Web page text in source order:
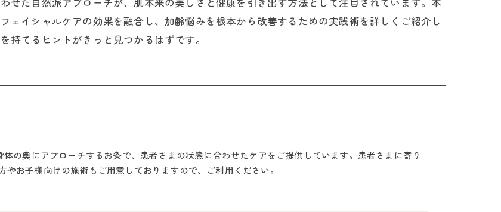
せた自然派アプローチが、肌本来の美しさと健康を引き出す方法として注目されています。本
ェイシャルケアの効果を融合し、加齢悩みを根本から改善するための実践術を詳しくご紹介し
持てるヒントがきっと見つかるはずです。
の奥にアプローチするお灸で、患者さまの状態に合わせたケアをご提供しています。患者さまに寄り
やお子様向けの施術もご用意しておりますので、ご利用ください。